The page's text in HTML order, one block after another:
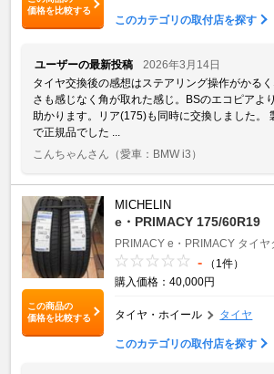
価格を比較する
このカテゴリの取付店を探す
ユーザーの最新投稿
2026年3月14日
タイヤ交換後の感想はステアリング操作がかる
さも感じなく角が取れた感じ。BSのエコピアよ
助かります。リア(175)も同時に交換しました。
で正規品でした ...
こんちゃんさん （愛車：BMW i3）
この商品の
価格を比較する
MICHELIN
e・PRIMACY 175/60R19
PRIMACY e・PRIMACY タイヤ
-
（1件）
購入価格：40,000円
タイヤ・ホイール タイヤ
このカテゴリの取付店を探す